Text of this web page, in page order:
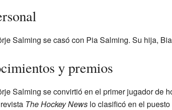
Salming se casó con Pia Salming. Su hija,
y premios
Salming se convirtió en el primer jugador de
The Hockey Newslo clasificó en el puesto